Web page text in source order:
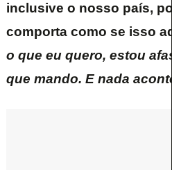
inclusive o nosso país,
comporta como se isso
o que eu quero, estou
que mando. E nada